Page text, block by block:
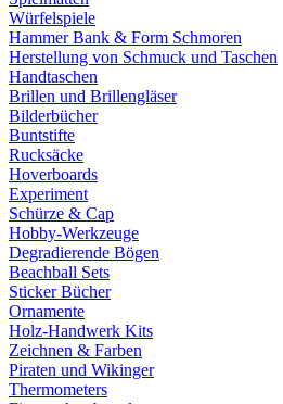
Würfelspiele
Hammer Bank & Form Schmoren
Herstellung von Schmuck und Taschen
Handtaschen
Brillen und Brillengläser
Bilderbücher
Buntstifte
Rucksäcke
Hoverboards
Experiment
Schürze & Cap
Hobby-Werkzeuge
Degradierende Bögen
Beachball Sets
Sticker Bücher
Ornamente
Holz-Handwerk Kits
Zeichnen & Farben
Piraten und Wikinger
Thermometers